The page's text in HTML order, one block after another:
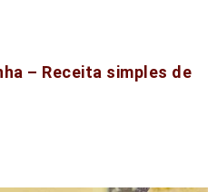
– Receita simples de